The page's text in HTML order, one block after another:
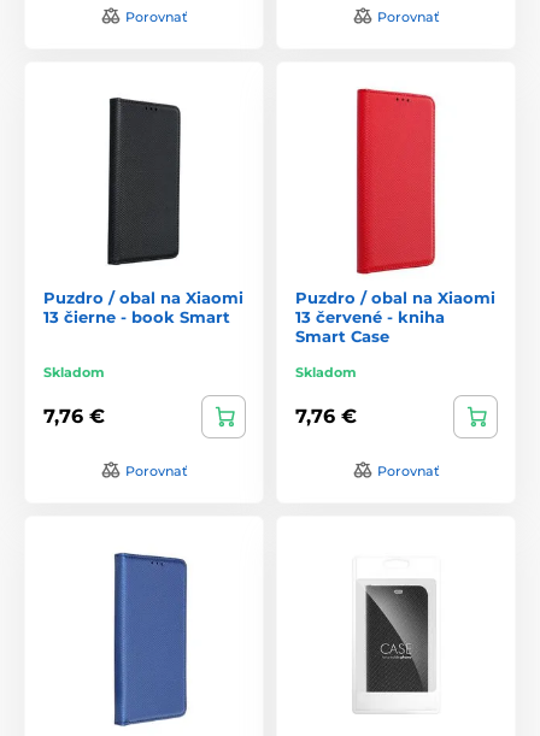
Porovnať Porovnať
Puzdro / obal na Xiaomi
13 čierne - book Smart
Skladom
7,76 €
Porovnať
Puzdro / obal na Xiaomi
13 červené - kniha
Smart Case
Skladom
7,76 €
Porovnať